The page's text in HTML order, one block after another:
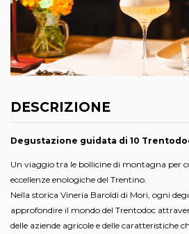
DESCRIZIONE
Degustazione guidata di 10
Un viaggio tra le bollicine di montagna per
eccellenze enologiche del Trentino.
Nella storica Vineria Baroldi di Mori, ogni
approfondire il mondo del Trentodoc
delle aziende agricole e delle caratteristiche